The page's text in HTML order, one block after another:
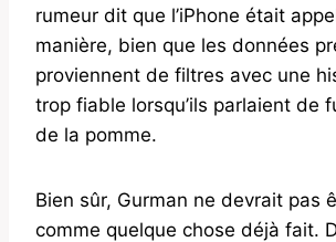
rumeur dit que l’iPhone était
manière, bien que les données
proviennent de filtres avec une
trop fiable lorsqu’ils parlaient de
de la pomme.
Bien sûr, Gurman ne devrait pas
comme quelque chose déjà fait.